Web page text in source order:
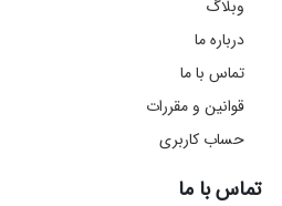
وبلاگ
درباره ما
تماس با ما
قوانین و مقررات
حساب کاربری
تماس با ما